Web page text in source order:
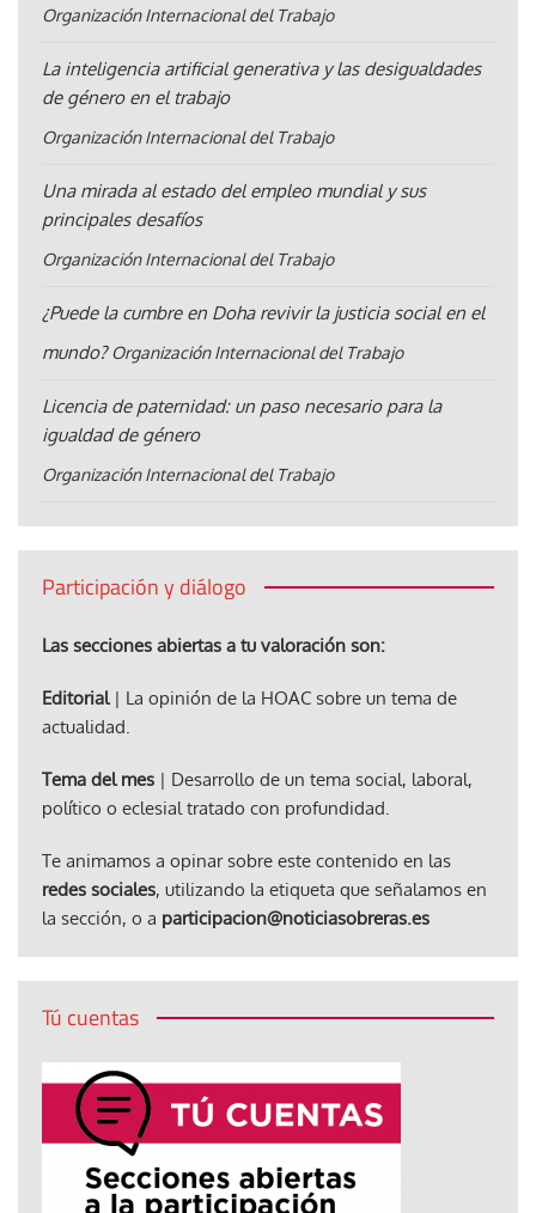
Organización Internacional del Trabajo
La inteligencia artificial generativa y las desigualdades
de género en el trabajo
Organización Internacional del Trabajo
Una mirada al estado del empleo mundial y sus
principales desafíos
Organización Internacional del Trabajo
¿Puede la cumbre en Doha revivir la justicia social en el
mundo? Organización Internacional del Trabajo
Licencia de paternidad: un paso necesario para la
igualdad de género
Organización Internacional del Trabajo
Participación y diálogo
Las secciones abiertas a tu valoración son:
Editorial| La opinión de la HOAC sobre un tema de
actualidad.
Tema del mes | Desarrollo de un tema social, laboral,
político o eclesial tratado con profundidad.
Te animamos a opinar sobre este contenido en las
redes sociales, utilizando la etiqueta que señalamos en
la sección, o a participacion@noticiasobreras.es
Tú cuentas